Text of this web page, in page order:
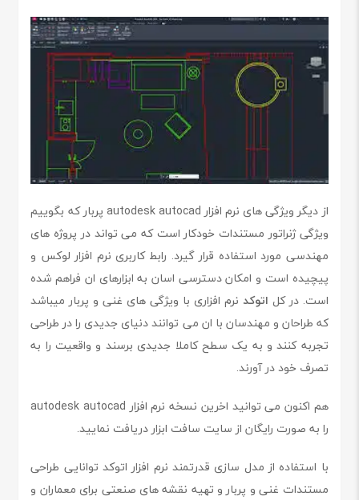
از دیگر ویژگی های نرم افزار autodesk autocad پربار که بگوییم
ویژگی ژنراتور مستندات خودکار است که می تواند در پروژه های
مهندسی مورد استفاده قرار گیرد. رابط کاربری نرم افزار لوکس و
پیچیده است و امکان دسترسی اسان به ابزارهای ان فراهم شده
است. در کل اتوکد نرم افزاری با ویژگی های غنی و پربار میباشد
که طراحان و مهندسان با ان می توانند دنیای جدیدی را در طراحی
تجربه کنند و به یک سطح کاملا جدیدی برسند و واقعیت را به
تصرف خود در آورند.
هم اکنون می توانید اخرین نسخه نرم افزار autodesk autocad
را به صورت رایگان از سایت سافت ابزار دریافت نمایید.
با استفاده از مدل سازی قدرتمند نرم افزار اتوکد توانایی طراحی
مستندات غنی و پربار و تهیه نقشه های صنعتی برای معماران و